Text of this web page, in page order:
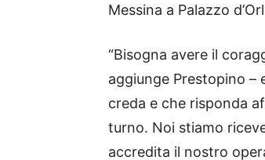
Messina a Palazzo
“Bisogna avere il
aggiunge Prestopino –
creda e che risponda
turno. Noi stiamo
accredita il nostro